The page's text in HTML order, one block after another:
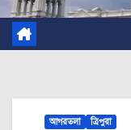
আগরতলা ত্রিপুরা